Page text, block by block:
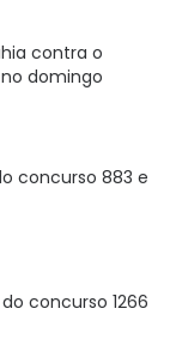
contra o
domingo
concurso 883 e
concurso 1266